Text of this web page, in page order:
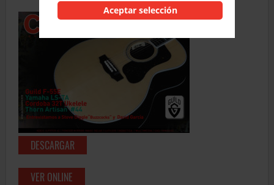
DESCARGAR
VER ONLINE
Aceptar selección